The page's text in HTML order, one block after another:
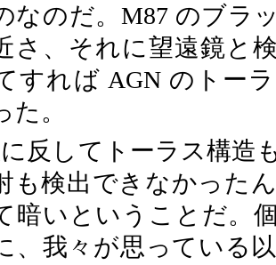
なのだ。M87 のブラ
さ、それに望遠鏡と
すれば AGN のトー
た。
に反してトーラス構造
も検出できなかった
暗いということだ。
、我々が思っている